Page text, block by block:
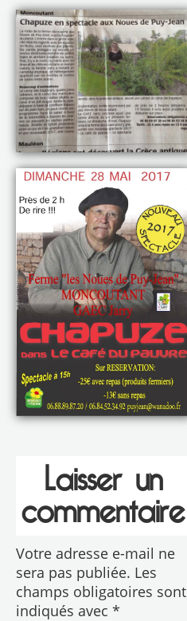
Laisser un
commentaire
Votre adresse e-mail ne
sera pas publiée. Les
champs obligatoires sont
indiqués avec *